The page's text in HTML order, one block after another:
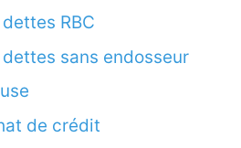
RBC
sans endosseur
de crédit